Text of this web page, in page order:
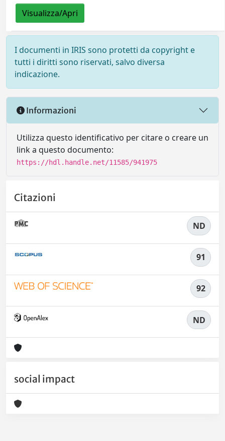
Visualizza/Apri
I documenti in IRIS sono protetti da copyright e
tutti i diritti sono riservati, salvo diversa
indicazione.
Informazioni
Utilizza questo identificativo per citare o creare un
link a questo documento:
https://hdl.handle.net/11585/941975
Citazioni
ND
91
92
ND
social impact